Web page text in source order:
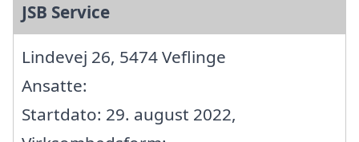
JSB Service
Lindevej 26, 5474 Veflinge
Ansatte:
Startdato: 29. august 2022,